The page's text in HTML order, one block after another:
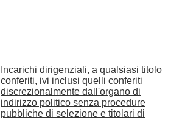
Incarichi dirigenziali, a qualsiasi titolo
conferiti, ivi inclusi quelli conferiti
discrezionalmente dall'organo di
indirizzo politico senza procedure
pubbliche di selezione e titolari di